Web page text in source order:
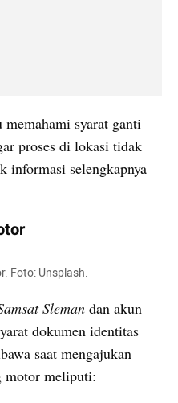
syarat ganti
proses di lokasi tidak
informasi selengkapnya
Foto: Unsplash.
Sleman dan akun
dokumen identitas
saat mengajukan
motor meliputi: